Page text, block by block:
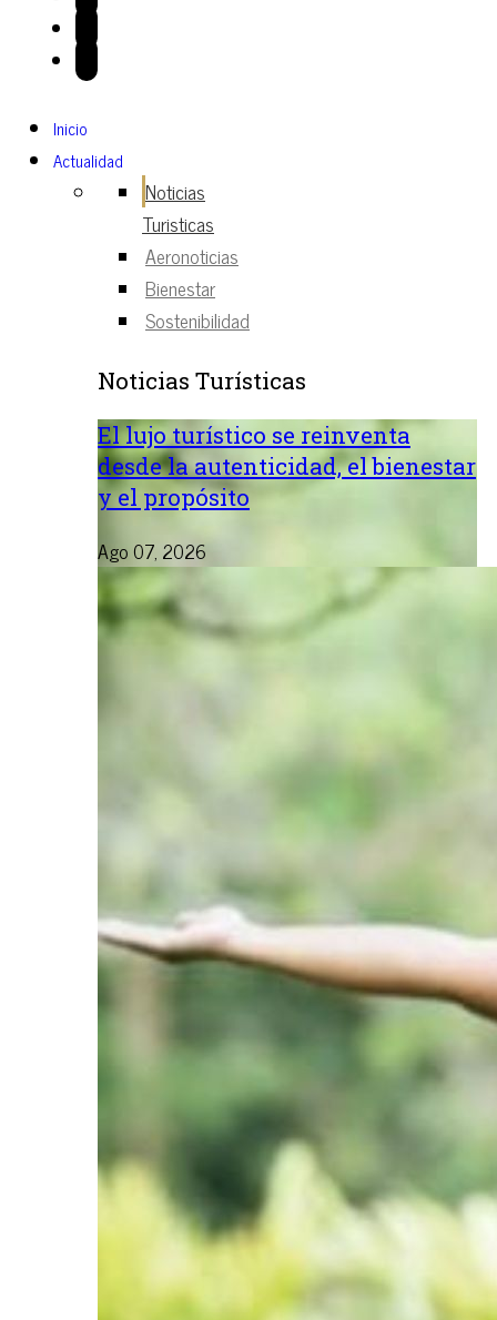
Inicio
Actualidad
Noticias
Turisticas
Aeronoticias
Bienestar
Sostenibilidad
Noticias Turísticas
El lujo turístico se reinventa
desde la autenticidad, el bienestar
y el propósito
Ago 07, 2026